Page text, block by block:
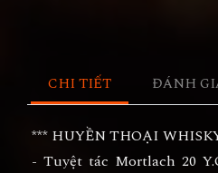
CHI TIẾT ĐÁNH
*** HUYỀN THOẠI
- Tuyệt tác Mortlach 20